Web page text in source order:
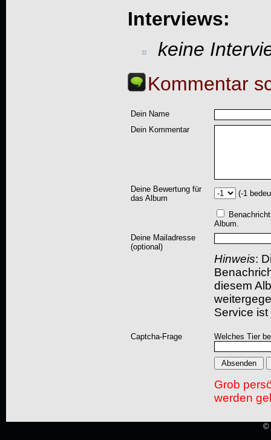
Interviews:
keine
Kommentar
Dein Name
Dein Kommentar
Deine Bewertung für
das Album
(-1
Album.
Deine Mailadresse
(optional)
Hinweis:
diesem
Service
Captcha-Frage Welches Tier
Grob
werden
©